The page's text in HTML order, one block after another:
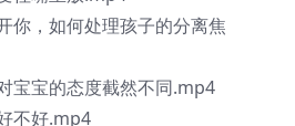
你，如何处理孩子的分离焦
宝宝的态度截然不同.mp4
不好.mp4